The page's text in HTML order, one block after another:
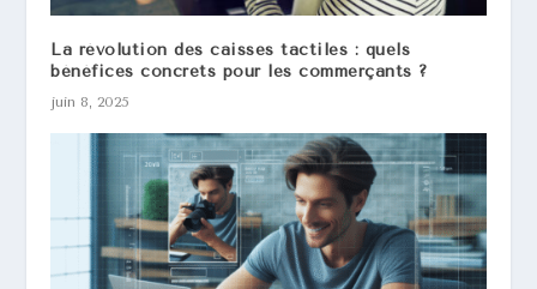
La révolution des caisses tactiles : quels
bénéfices concrets pour les commerçants ?
juin 8, 2025